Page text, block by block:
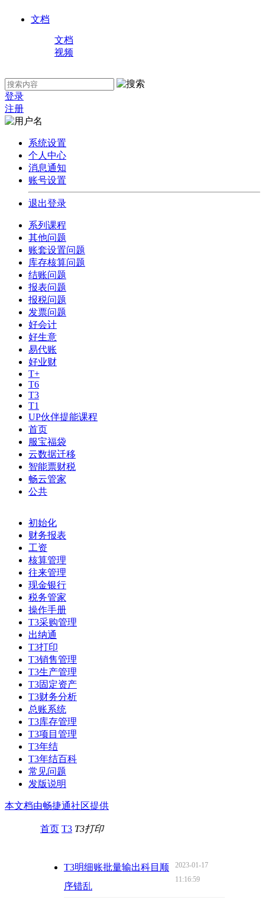
文档
文档
视频
登录
注册
系统设置
个人中心
消息通知
账号设置
退出登录
系列课程
其他问题
账套设置问题
库存核算问题
结账问题
报表问题
报税问题
发票问题
好会计
好生意
易代账
好业财
T+
T6
T3
T1
UP伙伴提能课程
首页
服宝福袋
云数据迁移
智能票财税
畅云管家
公共
初始化
财务报表
工资
核算管理
往来管理
现金银行
税务管家
操作手册
T3采购管理
出纳通
T3打印
T3销售管理
T3生产管理
T3固定资产
T3财务分析
总账系统
T3库存管理
T3项目管理
T3年结
T3年结百科
常见问题
发版说明
本文档由畅捷通社区提供
首页 T3 T3打印
T3明细账批量输出科目顺
序错乱
2023-01-17
11:16:59